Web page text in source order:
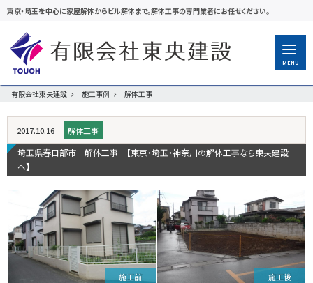
東京・埼玉を中心に家屋解体からビル解体まで。解体工事の専門業者にお任せください。
MENU
有限会社東央建設 施工事例 解体工事
2017.10.16 解体工事
埼玉県春日部市 解体工事 【東京・埼玉・神奈川の解体工事なら東央建設
へ】
施工前 施工後